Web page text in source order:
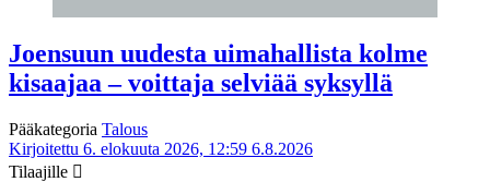
Joensuun uudesta uimahallista kolme
kisaajaa – voittaja selviää syksyllä
Pääkategoria Talous
Kirjoitettu 6. elokuuta 2026, 12:59 6.8.2026
Tilaajille